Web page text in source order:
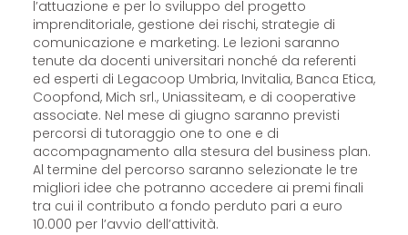
l’attuazione e per lo sviluppo del progetto
imprenditoriale, gestione dei rischi, strategie di
comunicazione e marketing. Le lezioni saranno
tenute da docenti universitari nonché da referenti
ed esperti di Legacoop Umbria, Invitalia, Banca Etica,
Coopfond, Mich srl., Uniassiteam, e di cooperative
associate. Nel mese di giugno saranno previsti
percorsi di tutoraggio one to one e di
accompagnamento alla stesura del business plan.
Al termine del percorso saranno selezionate le tre
migliori idee che potranno accedere ai premi finali
tra cui il contributo a fondo perduto pari a euro
10.000 per l’avvio dell’attività.